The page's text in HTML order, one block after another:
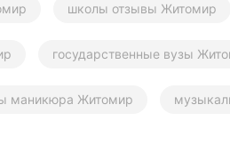
школы отзывы Житомир
государственные вузы
маникюра Житомир